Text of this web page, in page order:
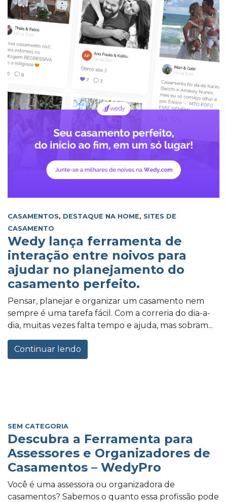
CASAMENTOS, DESTAQUE NA HOME, SITES DE
CASAMENTO
Wedy lança ferramenta de
interação entre noivos para
ajudar no planejamento do
casamento perfeito.
Pensar, planejar e organizar um casamento nem
sempre é uma tarefa fácil. Com a correria do dia-a-
dia, muitas vezes falta tempo e ajuda, mas sobram...
Continuar lendo
SEM CATEGORIA
Descubra a Ferramenta para
Assessores e Organizadores de
Casamentos – WedyPro
Você é uma assessora ou organizadora de
casamentos? Sabemos o quanto essa profissão pode